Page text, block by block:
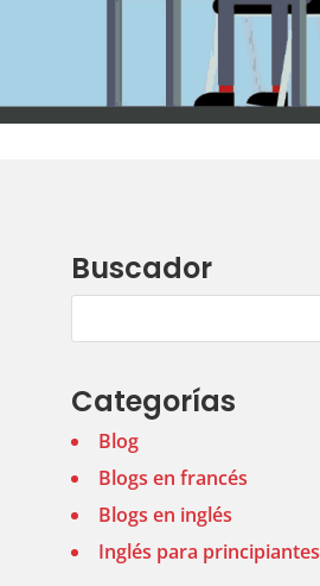
Buscador
Categorías
Blog
Blogs en francés
Blogs en inglés
Inglés para principiantes